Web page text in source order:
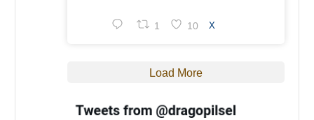
1 10 X
Load More